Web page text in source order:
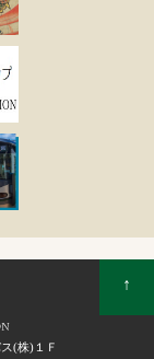
↑
(株)１Ｆ